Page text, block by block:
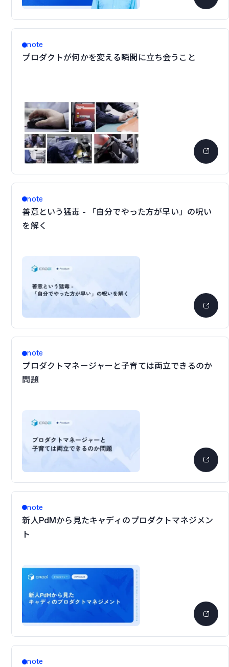
note
プロダクトが何かを変える瞬間に立ち会うこと
note
善意という猛毒 - 「自分でやった方が早い」の呪い
を解く
note
プロダクトマネージャーと子育ては両立できるのか
問題
note
新人PdMから見たキャディのプロダクトマネジメン
ト
note